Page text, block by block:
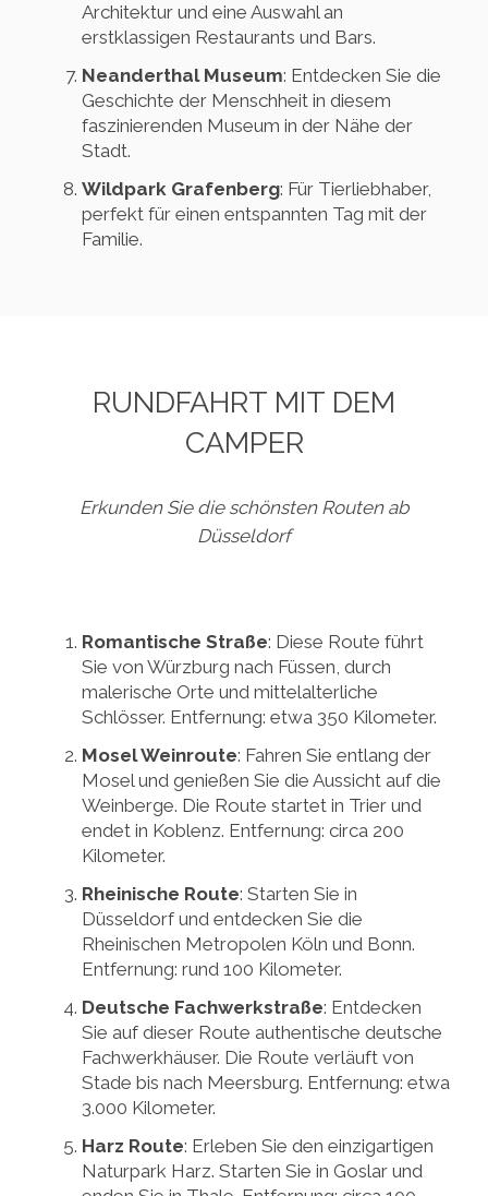
Architektur und eine Auswahl an
erstklassigen Restaurants und Bars.
Neanderthal Museum: Entdecken Sie die
Geschichte der Menschheit in diesem
faszinierenden Museum in der Nähe der
Stadt.
Wildpark Grafenberg: Für Tierliebhaber,
perfekt für einen entspannten Tag mit der
Familie.
RUNDFAHRT MIT DEM
CAMPER
Erkunden Sie die schönsten Routen ab
Düsseldorf
Romantische Straße: Diese Route führt
Sie von Würzburg nach Füssen, durch
malerische Orte und mittelalterliche
Schlösser. Entfernung: etwa 350 Kilometer.
Mosel Weinroute: Fahren Sie entlang der
Mosel und genießen Sie die Aussicht auf die
Weinberge. Die Route startet in Trier und
endet in Koblenz. Entfernung: circa 200
Kilometer.
Rheinische Route: Starten Sie in
Düsseldorf und entdecken Sie die
Rheinischen Metropolen Köln und Bonn.
Entfernung: rund 100 Kilometer.
Deutsche Fachwerkstraße: Entdecken
Sie auf dieser Route authentische deutsche
Fachwerkhäuser. Die Route verläuft von
Stade bis nach Meersburg. Entfernung: etwa
3.000 Kilometer.
Harz Route: Erleben Sie den einzigartigen
Naturpark Harz. Starten Sie in Goslar und